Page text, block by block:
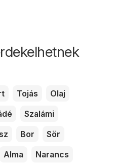
Tojás
Olaj
Szalámi
Bor
Sör
Alma
Narancs